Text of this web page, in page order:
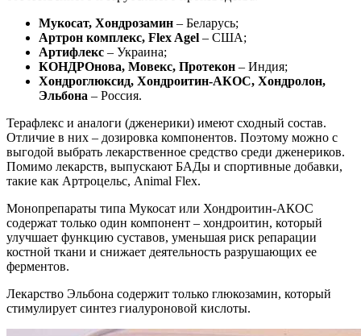
Мукосат, Хондрозамин – Беларусь;
Артрон комплекс, Flex Agel – США;
Артифлекс – Украина;
КОНДРОнова, Мовекс, Протекон – Индия;
Хондроглюксид, Хондроитин-АКОС, Хондролон,
Эльбона – Россия.
Терафлекс и аналоги (дженерики) имеют сходный состав.
Отличие в них – дозировка компонентов. Поэтому можно с
выгодой выбрать лекарственное средство среди дженериков.
Помимо лекарств, выпускают БАДы и спортивные добавки,
такие как Артроцельс, Animal Flex.
Монопрепараты типа Мукосат или Хондроитин-АКОС
содержат только один компонент – хондроитин, который
улучшает функцию суставов, уменьшая риск репарации
костной ткани и снижает деятельность разрушающих ее
ферментов.
Лекарство Эльбона содержит только глюкозамин, который
стимулирует синтез гиалуроновой кислоты.